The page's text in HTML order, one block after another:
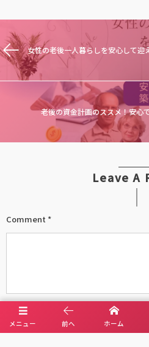
女性の老後一人暮らしを安心して迎
老後の資金計画のススメ！安心
Leave A
Comment *
Name
メニュー 前へ ホーム